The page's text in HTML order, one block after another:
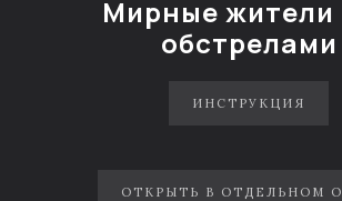
Мирные жители
обстрелами
ИНСТРУКЦИЯ
ОТКРЫТЬ В ОТДЕЛЬНОМ